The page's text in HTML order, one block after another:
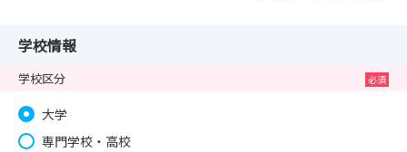
学校情報
学校区分
大学
専門学校・高校